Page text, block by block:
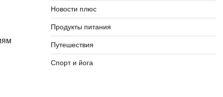
Новости плюс
Продукты питания
Путешествия
Спорт и йога